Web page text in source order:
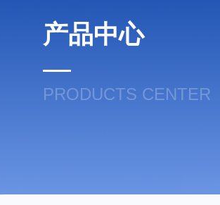
产品中心
PRODUCTS CENTER